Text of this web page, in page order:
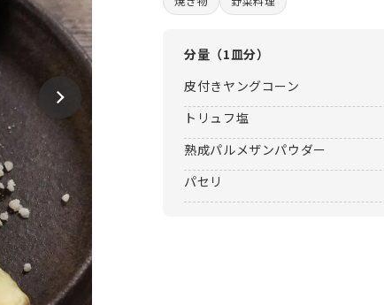
分量（1皿分）
皮付きヤングコーン
トリュフ塩
熟成パルメザンパウダー
パセリ